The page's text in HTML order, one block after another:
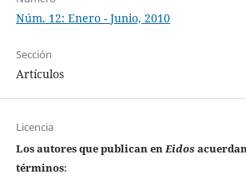
Núm. 12: Enero - Junio, 2010
Sección
Artículos
Licencia
Los autores que publican enEidos
términos: